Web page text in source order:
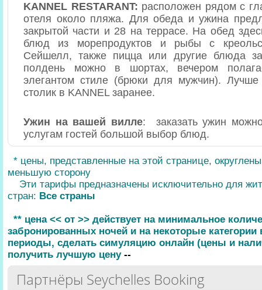
KANNEL RESTARANT: расположен рядом с
отеля около пляжа. Для обеда и ужина
закрытой части и 28 на террасе. На обед
блюд из морепродуктов и рыбы с
Сейшелл, также пицца или другие блюда
полдень можно в шортах, вечером
элегантом стиле (брюки для мужчин). Лучше
столик в KANNEL заранее.
Ужин на вашей вилле: заказать ужин
услугам гостей большой выбор блюд.
* цены, представленные на этой странице,
меньшую сторону
Эти тарифы предназначены исключительно для
стран: Все страны
** цена << от >> действует на минимальное
забронированных ночей и на некоторые
периоды, сделать симуляцию онлайн (цены и
получить лучшую цену--
Партнёры Seychelles Booking